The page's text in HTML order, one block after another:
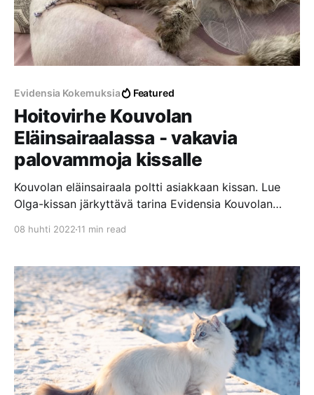
Evidensia Kokemuksia Featured
Hoitovirhe Kouvolan
Eläinsairaalassa - vakavia
palovammoja kissalle
Kouvolan eläinsairaala poltti asiakkaan kissan. Lue
Olga-kissan järkyttävä tarina Evidensia Kouvolan
08 huhti 2022 11 min read